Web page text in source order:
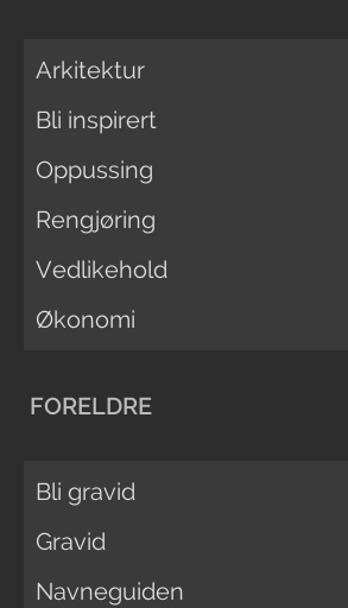
Arkitektur
Bli inspirert
Oppussing
Rengjøring
Vedlikehold
Økonomi
FORELDRE
Bli gravid
Gravid
Navneguiden